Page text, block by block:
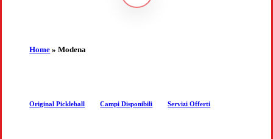
section
Home »Modena
Original Pickleball Campi Disponibili Servizi Offerti